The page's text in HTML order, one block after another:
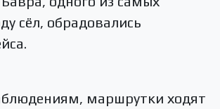
сёл, обрадовались
маршрутки ходят